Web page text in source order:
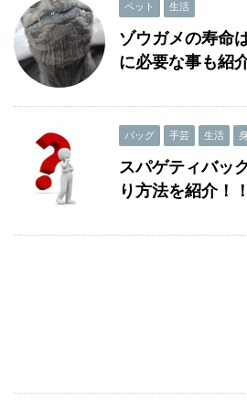
ペット 生活
ゾウガメの寿命
に必要な事も紹
バッグ 手芸 生活
スパゲティバッ
り方法を紹介！！